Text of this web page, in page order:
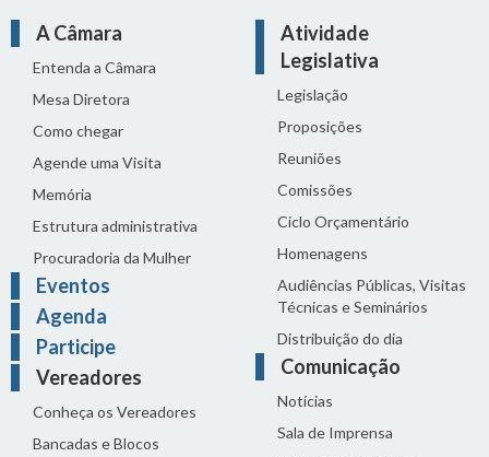
A Câmara
Entenda a Câmara
Mesa Diretora
Como chegar
Agende uma Visita
Memória
Estrutura administrativa
Procuradoria da Mulher
Eventos
Agenda
Participe
Vereadores
Conheça os Vereadores
Bancadas e Blocos
Atividade
Legislativa
Legislação
Proposições
Reuniões
Comissões
Ciclo Orçamentário
Homenagens
Audiências Públicas, Visitas
Técnicas e Seminários
Distribuição do dia
Comunicação
Notícias
Sala de Imprensa